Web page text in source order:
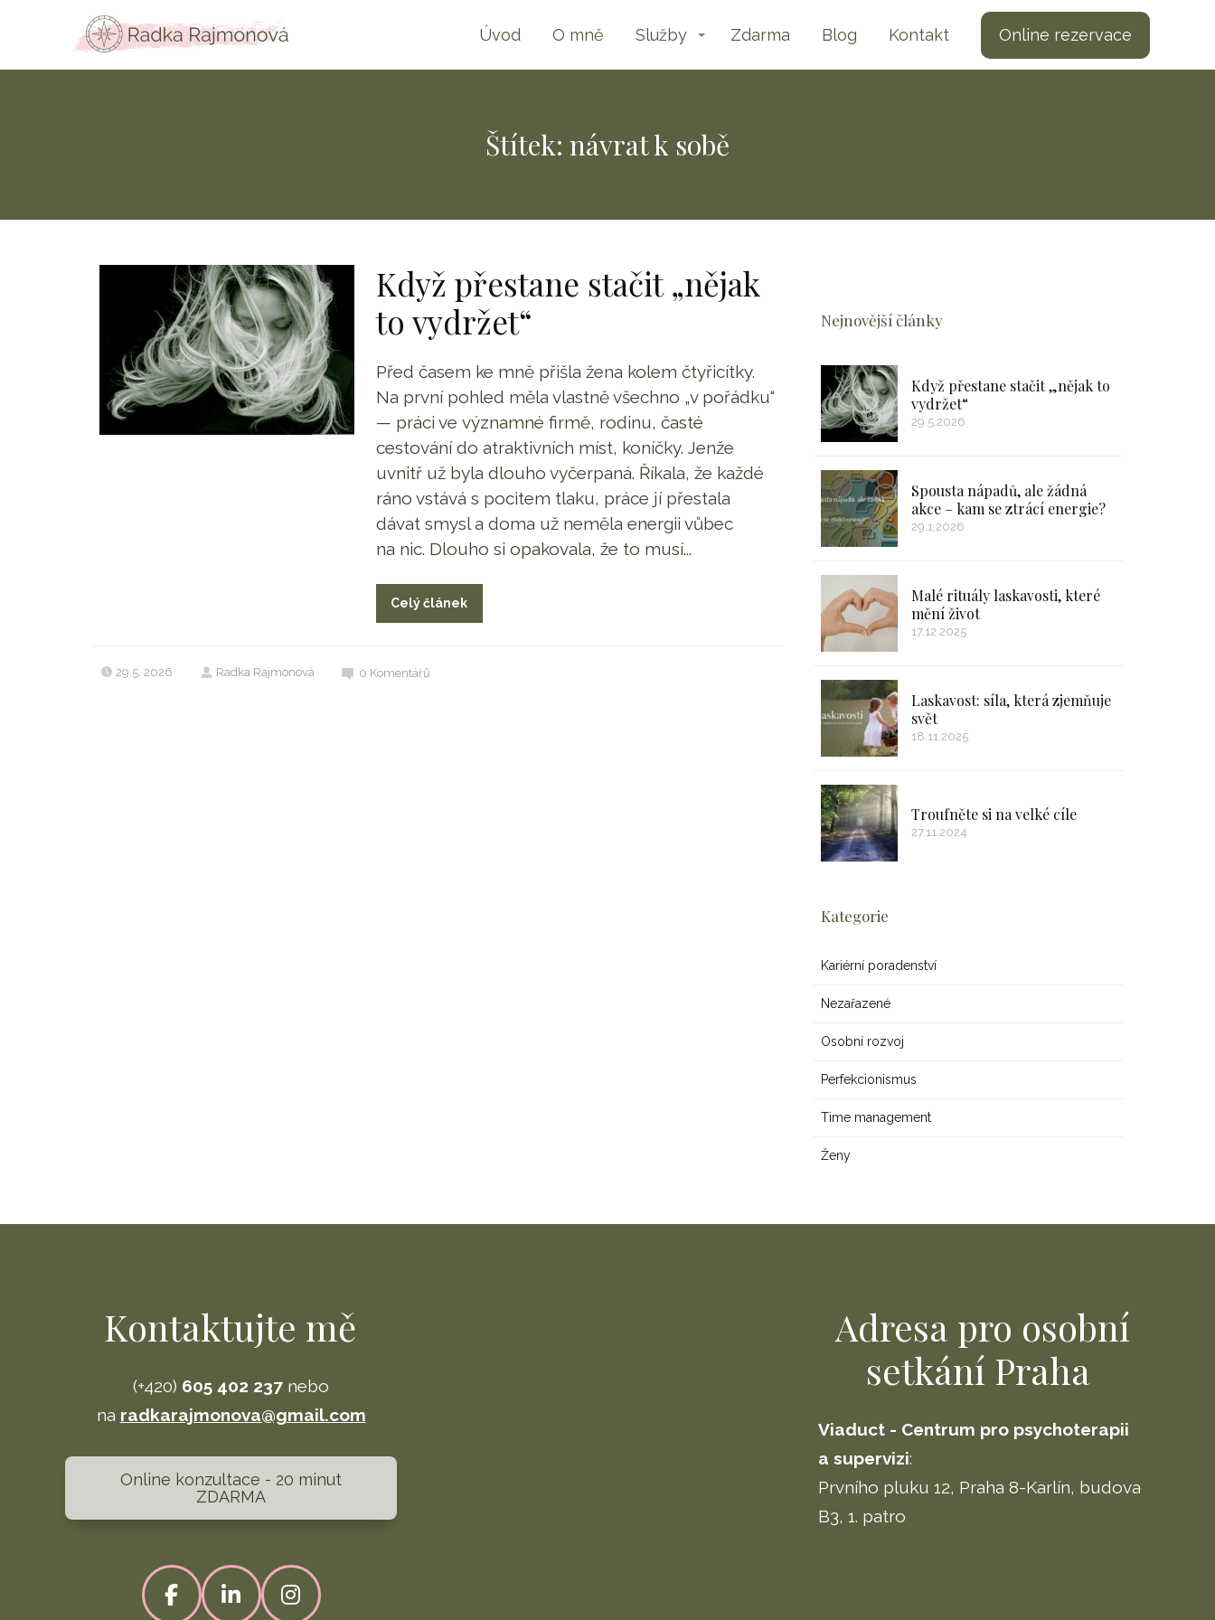
Úvod O mně Služby Zdarma Blog Kontakt Online rezervace
Štítek: návrat k sobě
Když přestane stačit „nějak
to vydržet“
Před časem ke mně přišla žena kolem čtyřicítky.
Na první pohled měla vlastně všechno „v pořádku“
— práci ve významné firmě, rodinu, časté
cestování do atraktivních míst, koníčky. Jenže
uvnitř už byla dlouho vyčerpaná. Říkala, že každé
ráno vstává s pocitem tlaku, práce jí přestala
dávat smysl a doma už neměla energii vůbec
na nic. Dlouho si opakovala, že to musí...
Celý článek
29.5. 2026 Radka Rajmonová 0 Komentářů
Nejnovější články
Když přestane stačit „nějak to
vydržet“
29.5.2026
Spousta nápadů, ale žádná
akce – kam se ztrácí energie?
29.1.2026
Malé rituály laskavosti, které
mění život
17.12.2025
Laskavost: síla, která zjemňuje
svět
18.11.2025
Troufněte si na velké cíle
27.11.2024
Kategorie
Kariérní poradenství
Nezařazené
Osobní rozvoj
Perfekcionismus
Time management
Ženy
Kontaktujte mě
(+420) 605 402 237 nebo
na radkarajmonova@gmail.com
Online konzultace - 20 minut
ZDARMA
Adresa pro osobní
setkání Praha
Viaduct - Centrum pro psychoterapii
a supervizi:
Prvního pluku 12, Praha 8-Karlín, budova
B3, 1. patro